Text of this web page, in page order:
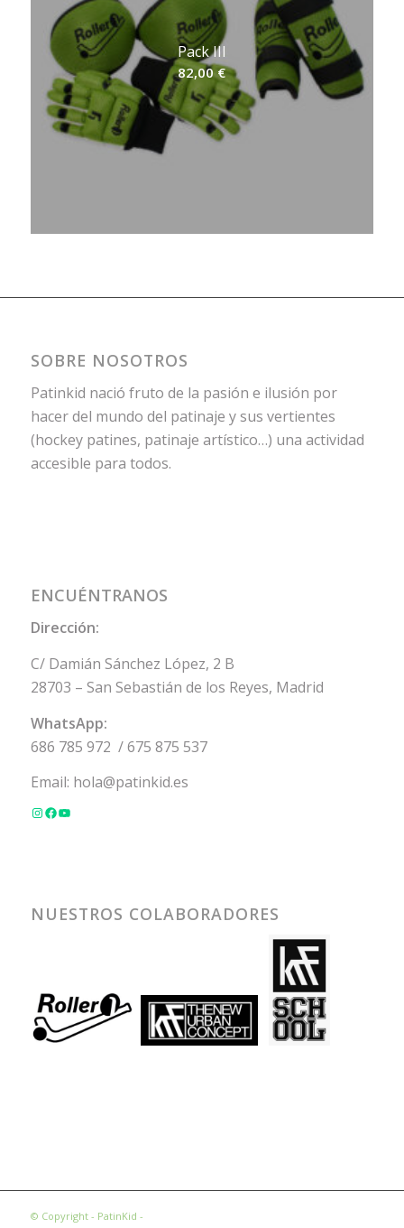
Pack III
82,00€
SOBRE NOSOTROS
Patinkid nació fruto de la pasión e ilusión por
hacer del mundo del patinaje y sus vertientes
(hockey patines, patinaje artístico…) una actividad
accesible para todos.
ENCUÉNTRANOS
Dirección:
C/ Damián Sánchez López, 2 B
28703 – San Sebastián de los Reyes, Madrid
WhatsApp:
686 785 972 /675 875 537
Email: hola@patinkid.es
NUESTROS COLABORADORES
© Copyright - PatinKid -